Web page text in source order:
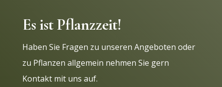
Es ist Pflanzzeit!
Haben Sie Fragen zu unseren Angeboten oder
zu Pflanzen allgemein nehmen Sie gern
Kontakt mit uns auf.